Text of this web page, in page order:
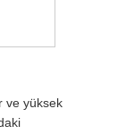
ve yüksek